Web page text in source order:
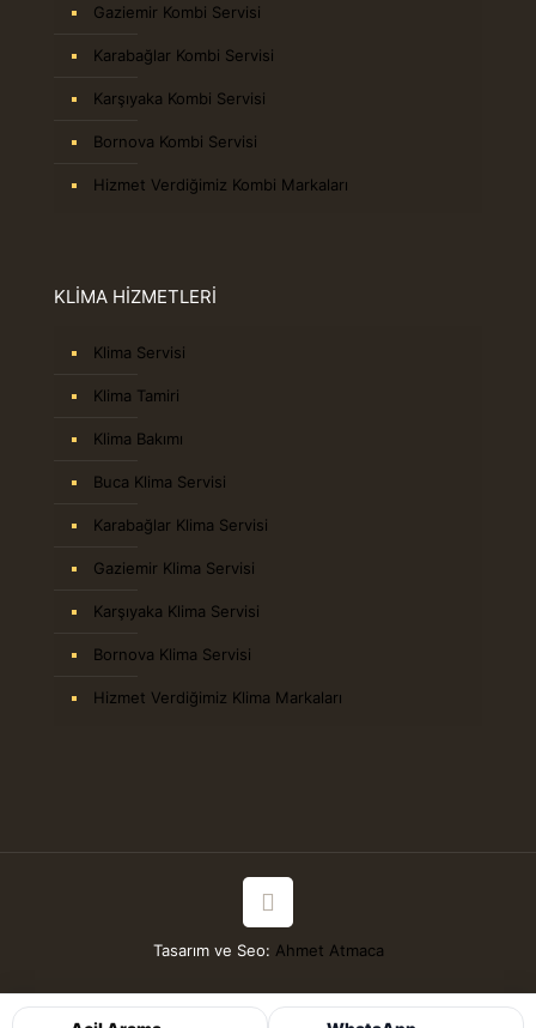
Gaziemir Kombi Servisi
Karabağlar Kombi Servisi
Karşıyaka Kombi Servisi
Bornova Kombi Servisi
Hizmet Verdiğimiz Kombi Markaları
KLİMA HİZMETLERİ
Klima Servisi
Klima Tamiri
Klima Bakımı
Buca Klima Servisi
Karabağlar Klima Servisi
Gaziemir Klima Servisi
Karşıyaka Klima Servisi
Bornova Klima Servisi
Hizmet Verdiğimiz Klima Markaları
Tasarım ve Seo: Ahmet Atmaca